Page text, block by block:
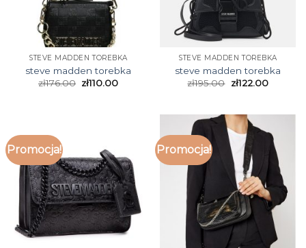
STEVE MADDEN TOREBKA
steve madden torebka
zł176.00 zł110.00
STEVE MADDEN TOREBKA
steve madden torebka
zł195.00 zł122.00
Promocja! Promocja!